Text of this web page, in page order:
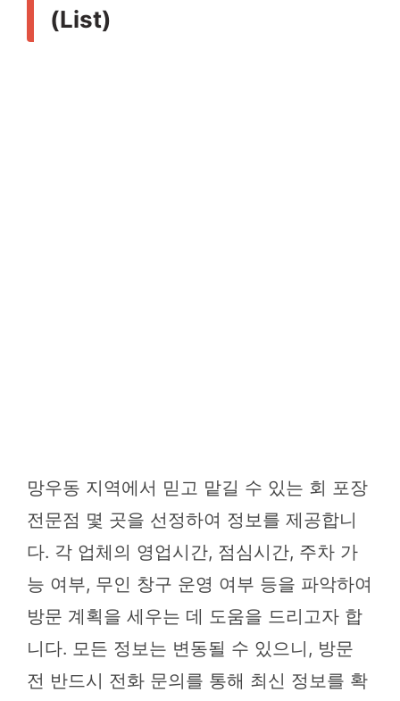
(List)
망우동 지역에서 믿고 맡길 수 있는 회 포장
전문점 몇 곳을 선정하여 정보를 제공합니
다. 각 업체의 영업시간, 점심시간, 주차 가
능 여부, 무인 창구 운영 여부 등을 파악하여
방문 계획을 세우는 데 도움을 드리고자 합
니다. 모든 정보는 변동될 수 있으니, 방문
전 반드시 전화 문의를 통해 최신 정보를 확